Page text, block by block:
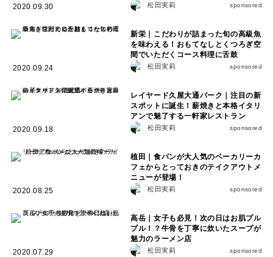
2020.09.30 松田実莉 sponsored
2020.09.24
新栄｜こだわりが詰まった旬の高級魚
を味わえる！おもてなしとくつろぎ空
間でいただくコース料理に舌鼓
松田実莉 sponsored
2020.09.18
レイヤード久屋大通パーク｜注目の新
スポットに誕生！薪焼きと本格イタリ
アンで魅了する一軒家レストラン
松田実莉 sponsored
2020.08.25
植田｜食パンが大人気のベーカリーカ
フェからとっておきのテイクアウトメ
ニューが登場！
松田実莉 sponsored
2020.07.29
高岳｜女子も必見！次の日はお肌プル
プル！？牛骨を丁寧に炊いたスープが
魅力のラーメン店
松田実莉 sponsored